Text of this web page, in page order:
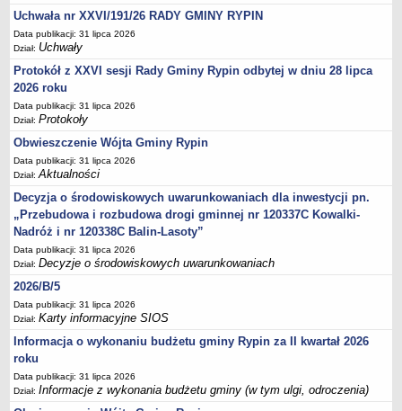
Sesje Rady Gminy Rypin
PRAWO LOKALNE
Statut
Strategia rozwoju
Uchwały
Projekty uchwał
Protokoły
Imienne wykazy głosowań radnych
Postać dokumentów
Akty Prawne, Dzienniki Ustaw, Monitory Polskie
Zarządzenia
Studium uwarunkowań i kierunków zagospodarowania
przestrzennego
Dane przestrzenne - MPZP
Stałe obwody głosowania, numery, granice oraz siedziby
Plan ogólny gminy Rypin
Uchwała nr XXVI/191/26 RADY GMINY RYPIN
Data publikacji: 31 lipca 2026
Dział: Uchwały
Protokół z XXVI sesji Rady Gminy Rypin odbytej w dniu 28 lipca
2026 roku
Data publikacji: 31 lipca 2026
Dział:Protokoły
Obwieszczenie Wójta Gminy Rypin
Data publikacji: 31 lipca 2026
Dział:Aktualności
Decyzja o środowiskowych uwarunkowaniach dla inwestycji pn.
„Przebudowa i rozbudowa drogi gminnej nr 120337C Kowalki-
Nadróż i nr 120338C Balin-Lasoty”
Data publikacji: 31 lipca 2026
Dział:Decyzje o środowiskowych uwarunkowaniach
2026/B/5
Data publikacji: 31 lipca 2026
Dział:Karty informacyjne SIOS
Informacja o wykonaniu budżetu gminy Rypin za II kwartał 2026
roku
Data publikacji: 31 lipca 2026
Dział:Informacje z wykonania budżetu gminy (w tym ulgi, odroczenia)